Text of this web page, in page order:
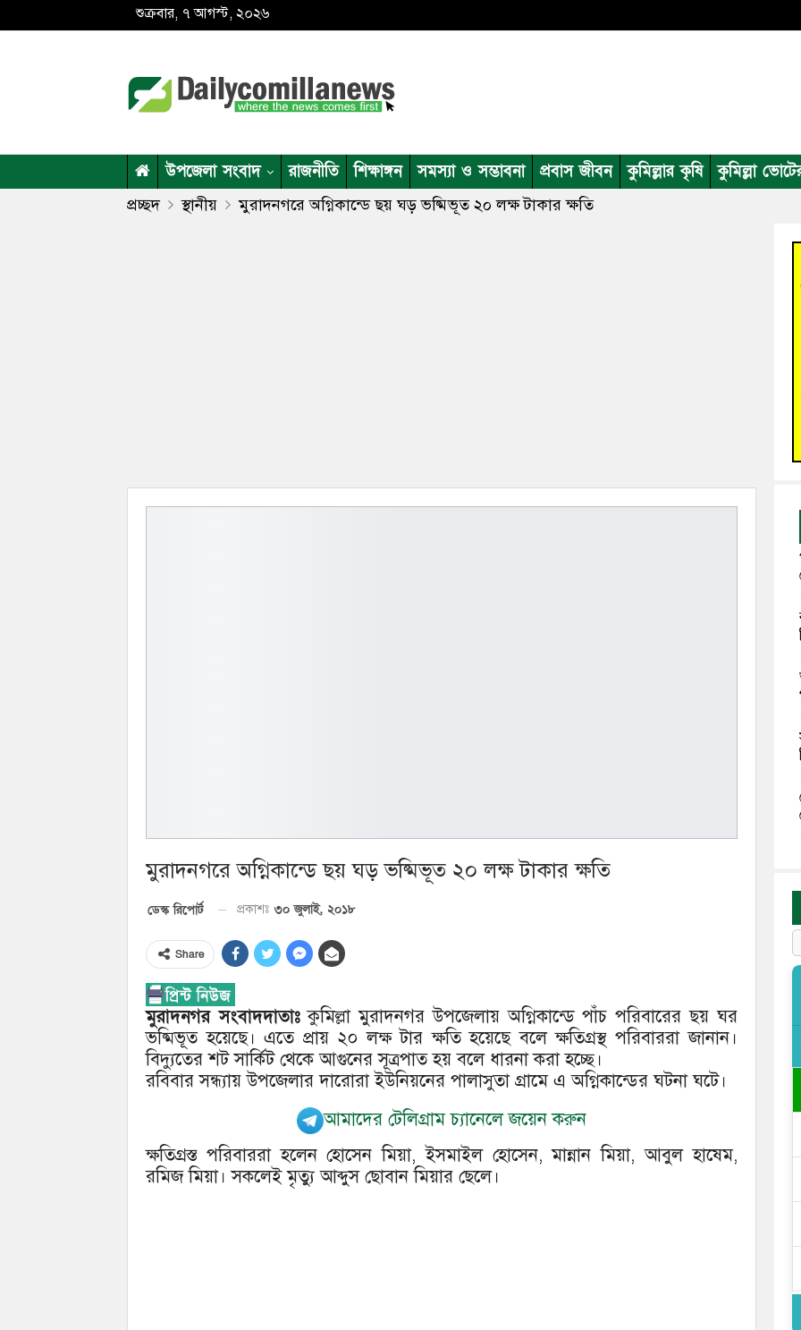
শুক্রবার, ৭ আগস্ট, ২০২৬
উপজেলা সংবাদ রাজনীতি শিক্ষাঙ্গন সমস্যা ও সম্ভাবনা প্রবাস জীবন কুমিল্লার কৃষি কুমিল্লা
প্রচ্ছদ স্থানীয় মুরাদনগরে অগ্নিকান্ডে ছয় ঘড় ভষ্মিভূত ২০ লক্ষ টাকার ক্ষতি
মুরাদনগরে অগ্নিকান্ডে ছয় ঘড় ভষ্মিভূত ২০ লক্ষ টাকার ক্ষতি
ডেস্ক রিপোর্ট প্রকাশঃ ৩০ জুলাই, ২০১৮
Share
মুরাদনগর সংবাদদাতাঃকুমিল্লা মুরাদনগর উপজেলায় অগ্নিকান্ডে পাঁচ পরিবারের ছয় ঘর
ভষ্মিভূত হয়েছে। এতে প্রায় ২০ লক্ষ টার ক্ষতি হয়েছে বলে ক্ষতিগ্রস্থ পরিবাররা জানান।
বিদ্যুতের শট সার্কিট থেকে আগুনের সূত্রপাত হয় বলে ধারনা করা হচ্ছে।
রবিবার সন্ধ্যায় উপজেলার দারোরা ইউনিয়নের পালাসুতা গ্রামে এ অগ্নিকান্ডের ঘটনা ঘটে।
আমাদের টেলিগ্রাম চ্যানেলে জয়েন করুন
ক্ষতিগ্রস্ত পরিবাররা হলেন হোসেন মিয়া, ইসমাইল হোসেন, মান্নান মিয়া, আবুল হাষেম,
রমিজ মিয়া। সকলেই মৃত্যু আব্দুস ছোবান মিয়ার ছেলে।